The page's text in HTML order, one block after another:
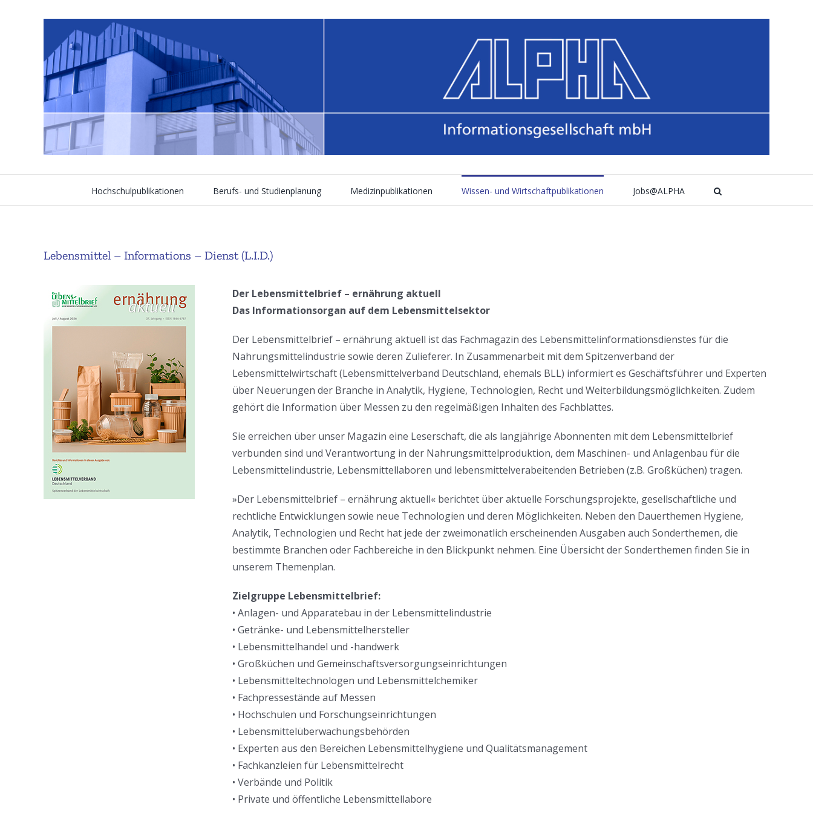
Hochschulpublikationen Berufs- und Studienplanung Medizinpublikationen Wissen- und Wirtschaftpublikationen Jobs@ALPHA
Lebensmittel – Informations – Dienst (L.I.D.)
Der Lebensmittelbrief – ernährung aktuell
Das Informationsorgan auf dem Lebensmittelsektor
Der Lebensmittelbrief – ernährung aktuell ist das Fachmagazin des Lebensmittelinformationsdienstes für die
Nahrungsmittelindustrie sowie deren Zulieferer. In Zusammenarbeit mit dem Spitzenverband der
Lebensmittelwirtschaft (Lebensmittelverband Deutschland, ehemals BLL) informiert es Geschäftsführer und Experten
über Neuerungen der Branche in Analytik, Hygiene, Technologien, Recht und Weiterbildungsmöglichkeiten. Zudem
gehört die Information über Messen zu den regelmäßigen Inhalten des Fachblattes.
Sie erreichen über unser Magazin eine Leserschaft, die als langjährige Abonnenten mit dem Lebensmittelbrief
verbunden sind und Verantwortung in der Nahrungsmittelproduktion, dem Maschinen- und Anlagenbau für die
Lebensmittelindustrie, Lebensmittellaboren und lebensmittelverabeitenden Betrieben (z.B. Großküchen) tragen.
»Der Lebensmittelbrief – ernährung aktuell« berichtet über aktuelle Forschungsprojekte, gesellschaftliche und
rechtliche Entwicklungen sowie neue Technologien und deren Möglichkeiten. Neben den Dauerthemen Hygiene,
Analytik, Technologien und Recht hat jede der zweimonatlich erscheinenden Ausgaben auch Sonderthemen, die
bestimmte Branchen oder Fachbereiche in den Blickpunkt nehmen. Eine Übersicht der Sonderthemen finden Sie in
unserem Themenplan.
Zielgruppe Lebensmittelbrief:
• Anlagen- und Apparatebau in der Lebensmittelindustrie
• Getränke- und Lebensmittelhersteller
• Lebensmittelhandel und -handwerk
• Großküchen und Gemeinschaftsversorgungseinrichtungen
• Lebensmitteltechnologen und Lebensmittelchemiker
• Fachpressestände auf Messen
• Hochschulen und Forschungseinrichtungen
• Lebensmittelüberwachungsbehörden
• Experten aus den Bereichen Lebensmittelhygiene und Qualitätsmanagement
• Fachkanzleien für Lebensmittelrecht
• Verbände und Politik
• Private und öffentliche Lebensmittellabore